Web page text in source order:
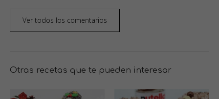
Ver todos los comentarios
Otras recetas que te pueden interesar